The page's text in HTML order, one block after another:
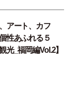
アート、カフ
性あふれる５
光_福岡編Vol.2】